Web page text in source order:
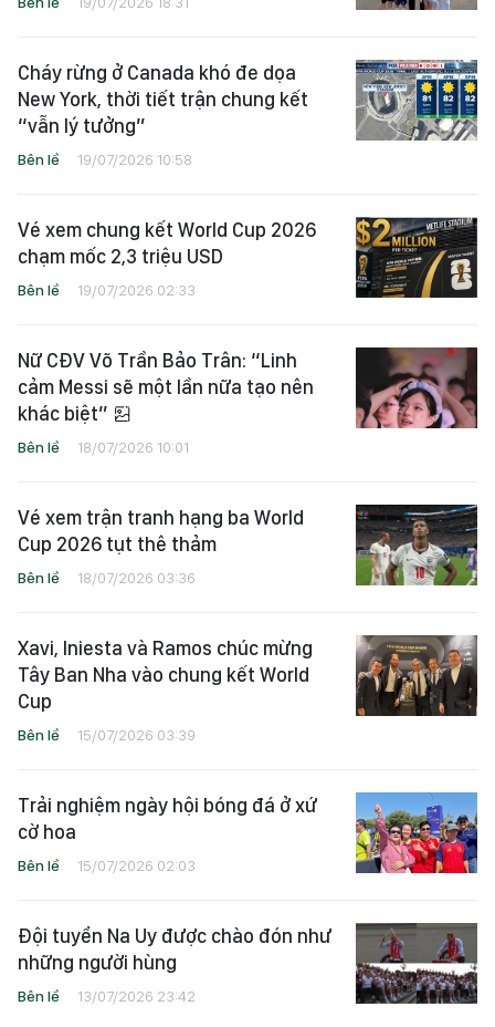
Cháy rừng ở Canada khó đe dọa
New York, thời tiết trận chung kết
“vẫn lý tưởng”
Bên lề 19/07/2026 10:58
Vé xem chung kết World Cup 2026
chạm mốc 2,3 triệu USD
Bên lề 19/07/2026 02:33
Nữ CĐV Võ Trần Bảo Trân: “Linh
cảm Messi sẽ một lần nữa tạo nên
khác biệt”
Bên lề 18/07/2026 10:01
Vé xem trận tranh hạng ba World
Cup 2026 tụt thê thảm
Bên lề 18/07/2026 03:36
Xavi, Iniesta và Ramos chúc mừng
Tây Ban Nha vào chung kết World
Cup
Bên lề 15/07/2026 03:39
Trải nghiệm ngày hội bóng đá ở xứ
cờ hoa
Bên lề 15/07/2026 02:03
Đội tuyển Na Uy được chào đón như
những người hùng
Bên lề 13/07/2026 23:42